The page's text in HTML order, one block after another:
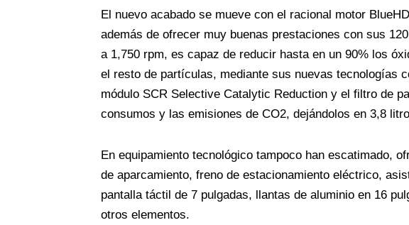
El nuevo acabado se mueve con el racional motor
además de ofrecer muy buenas prestaciones con sus
a 1,750 rpm, es capaz de reducir hasta en un 90% los
el resto de partículas, mediante sus nuevas tecnologías
módulo SCR Selective Catalytic Reduction y el filtro de
consumos y las emisiones de CO2, dejándolos en 3,8
En equipamiento tecnológico tampoco han escatimado,
de aparcamiento, freno de estacionamiento eléctrico,
pantalla táctil de 7 pulgadas, llantas de aluminio en 16
otros elementos.